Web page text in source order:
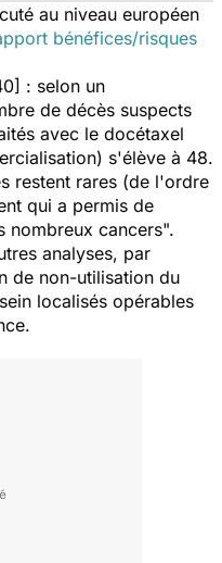
au niveau européen
bénéfices/risques
: selon un
de décès suspects
avec le docétaxel
s'élève à 48.
restent rares (de l'ordre
qui a permis de
nombreux cancers".
analyses, par
de non-utilisation du
localisés opérables